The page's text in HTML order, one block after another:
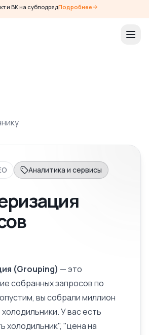
и ВК на субподрядПодробнее
Аналитика и сервисы
(Grouping) — это
собранных запросов по
вы собрали миллион
У вас есть
холодильник", "цена на